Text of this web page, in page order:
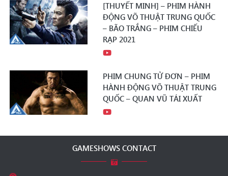
[THUYẾT MINH] – PHIM HÀNH
ĐỘNG VÕ THUẬT TRUNG QUỐC
– BÃO TRẮNG – PHIM CHIẾU
RẠP 2021
PHIM CHUNG TỬ ĐƠN – PHIM
HÀNH ĐỘNG VÕ THUẬT TRUNG
QUỐC – QUAN VŨ TÁI XUẤT
GAMESHOWS CONTACT